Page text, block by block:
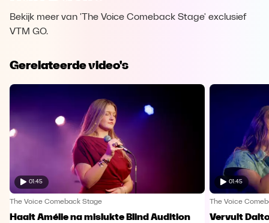
Bekijk meer van 'The Voice Comeback Stage' exclusief
VTM GO.
Gerelateerde video's
01:45
The Voice Comeback Stage
Haalt Amélie na mislukte Blind Audition
01:45
The Voice
Vervult